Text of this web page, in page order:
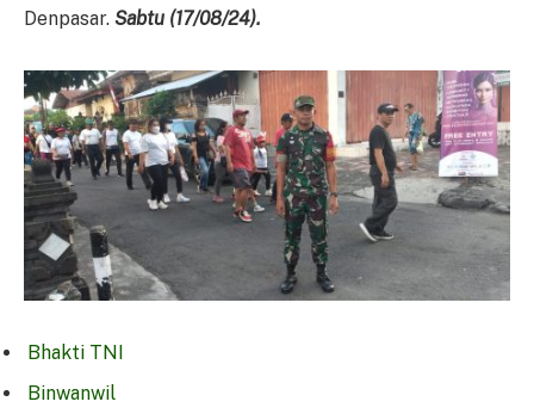
Denpasar. Sabtu (17/08/24).
Bhakti TNI
Binwanwil